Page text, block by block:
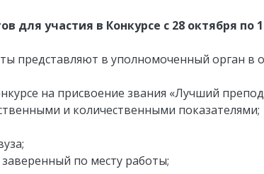
для участия в Конкурсе с 28 октября по
представляют в уполномоченный орган в
на присвоение звания «Лучший
и количественными показателями;
по месту работы;